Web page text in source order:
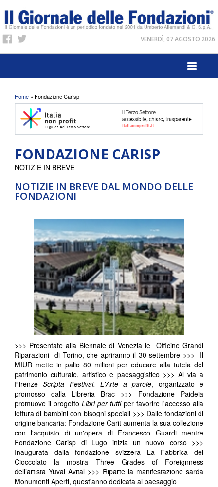
VENERDÌ, 07 AGOSTO 2026
Tu sei qui
Home » Fondazione Carisp
FONDAZIONE CARISP
NOTIZIE IN BREVE DAL MONDO DELLE
FONDAZIONI
NOTIZIE IN BREVE
>>> Presentate alla Biennale di Venezia le Officine Grandi
Riparazioni di Torino, che apriranno il 30 settembre >>> Il
MIUR mette in palio 80 milioni per educare alla tutela del
patrimonio culturale, artistico e paesaggistico >>> Al via a
FirenzeScripta Festival. L'Arte a parole, organizzato e
promosso dalla Libreria Brac >>> Fondazione Paideia
promuove il progetto Libri per tutti per favorire l'accesso alla
lettura di bambini con bisogni speciali >>> Dalle fondazioni di
origine bancaria: Fondazione Carit aumenta la sua collezione
con l'acquisto di un'opera di Francesco Guardi mentre
Fondazione Carisp di Lugo inizia un nuovo corso >>>
Inaugurata dalla fondazione svizzera La Fabbrica del
Cioccolato la mostra Three Grades of Foreignness
dell’artista Yuval Avital >>> Riparte la manifestazione sarda
Monumenti Aperti, quest'anno dedicata al paesaggio